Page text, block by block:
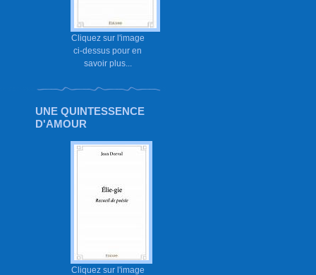
Cliquez sur l'image
ci-dessus pour en
savoir plus...
UNE QUINTESSENCE
D'AMOUR
Cliquez sur l'image